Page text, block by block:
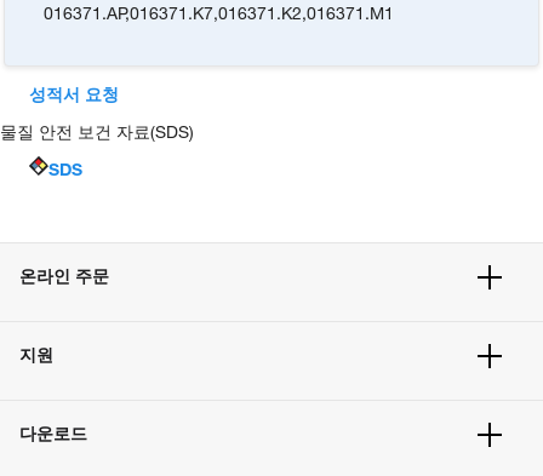
016371.AP,016371.K7,016371.K2,016371.M1
성적서 요청
물질 안전 보건 자료(SDS)
SDS
온라인 주문
주문 방법
벌크 주문
지원
고객 센터
다운로드